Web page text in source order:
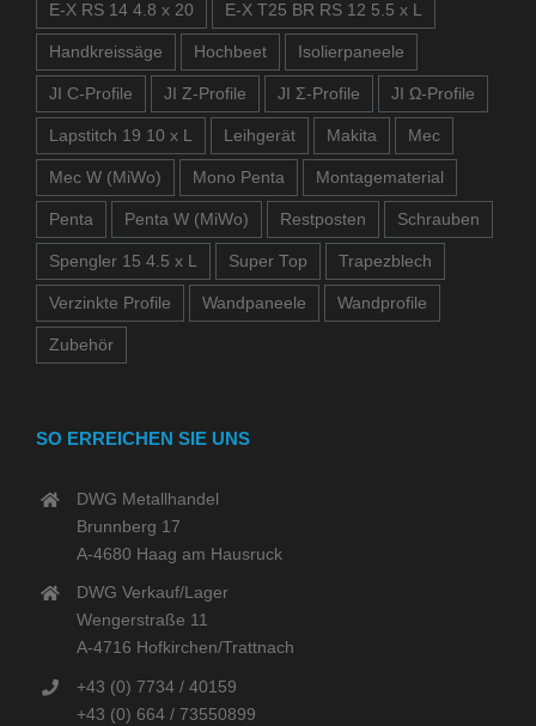
E-X RS 14 4.8 x 20 E-X T25 BR RS 12 5.5 x L
Handkreissäge Hochbeet Isolierpaneele
JI C-Profile JI Z-Profile JI Σ-Profile JI Ω-Profile
Lapstitch 19 10 x L Leihgerät Makita Mec
Mec W (MiWo) Mono Penta Montagematerial
Penta Penta W (MiWo) Restposten Schrauben
Spengler 15 4.5 x L Super Top Trapezblech
Verzinkte Profile Wandpaneele Wandprofile
Zubehör
SO ERREICHEN SIE UNS
DWG Metallhandel
Brunnberg 17
A-4680 Haag am Hausruck
DWG Verkauf/Lager
Wengerstraße 11
A-4716 Hofkirchen/Trattnach
+43 (0) 7734 / 40159
+43 (0) 664 / 73550899